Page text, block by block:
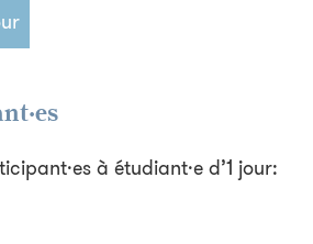
à étudiant·e d’1 jour: